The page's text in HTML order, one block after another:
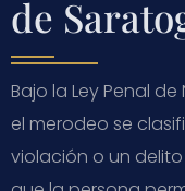
de
Bajo la Ley Penal de
el merodeo se
violación o un